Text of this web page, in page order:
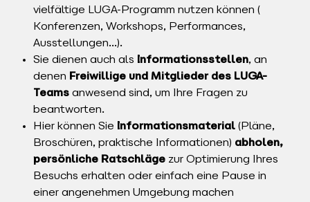
vielfältige LUGA-Programm nutzen können (
Konferenzen, Workshops, Performances,
Ausstellungen…).
Sie dienen auch als Informationsstellen, an
denen Freiwillige und Mitglieder des LUGA-
Teams anwesend sind, um Ihre Fragen zu
beantworten.
Hier können Sie Informationsmaterial (Pläne,
Broschüren, praktische Informationen) abholen,
persönliche Ratschläge zur Optimierung Ihres
Besuchs erhalten oder einfach eine Pause in
einer angenehmen Umgebung machen